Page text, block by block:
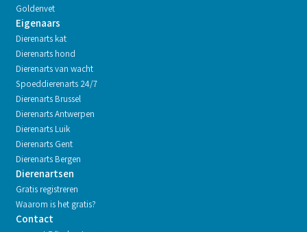
Goldenvet
Eigenaars
Dierenarts kat
Dierenarts hond
Dierenarts van wacht
Spoeddierenarts 24/7
Dierenarts Brussel
Dierenarts Antwerpen
Dierenarts Luik
Dierenarts Gent
Dierenarts Bergen
Dierenartsen
Gratis registreren
Waarom is het gratis?
Contact